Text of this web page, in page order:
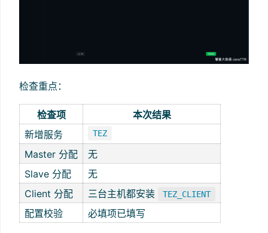
检查重点：
检查项
本次结果
新增服务
TEZ
Master 分配
无
Slave 分配
无
Client 分配
三台主机都安装 TEZ_CLIENT
配置校验 必填项已填写